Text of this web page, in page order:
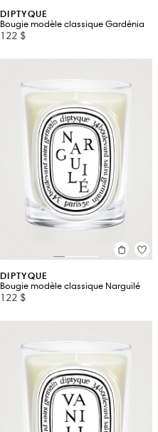
DIPTYQUE
Bougie modèle classique Gardénia
122 $
DIPTYQUE
Bougie modèle classique Narguilé
122 $